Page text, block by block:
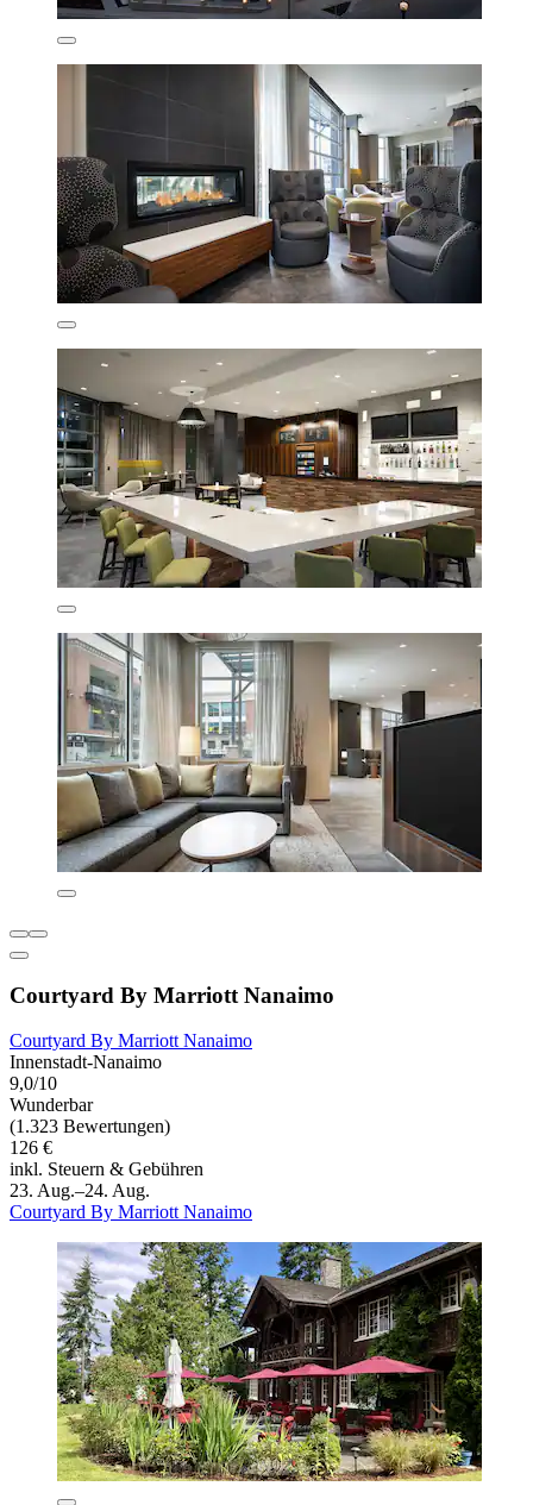
Courtyard By Marriott Nanaimo
Courtyard By Marriott Nanaimo
Innenstadt-Nanaimo
9,0/10
Wunderbar
(1.323 Bewertungen)
126 €
inkl. Steuern & Gebühren
23. Aug.–24. Aug.
Courtyard By Marriott Nanaimo